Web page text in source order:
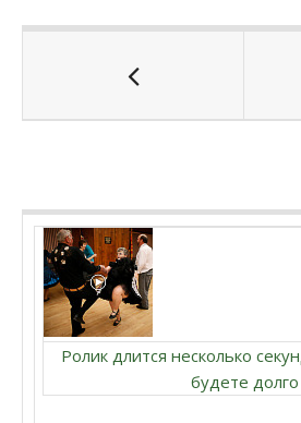
Ролик длится несколько
будете долго